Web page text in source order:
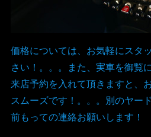
価格については、お気軽にスタ
さい！。。。また、実車を御覧
来店予約を入れて頂きますと、
スムーズです！。。。別のヤー
前もっての連絡お願いします！